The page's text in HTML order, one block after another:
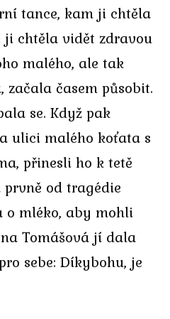
tance, kam ji chtěla
chtěla vidět zdravou
malého, ale tak
začala časem působit.
se. Když pak
ulici malého koťata s
přinesli ho k tetě
od tragédie
mléko, aby mohli
Tomášová jí dala
sebe: Díkybohu, je